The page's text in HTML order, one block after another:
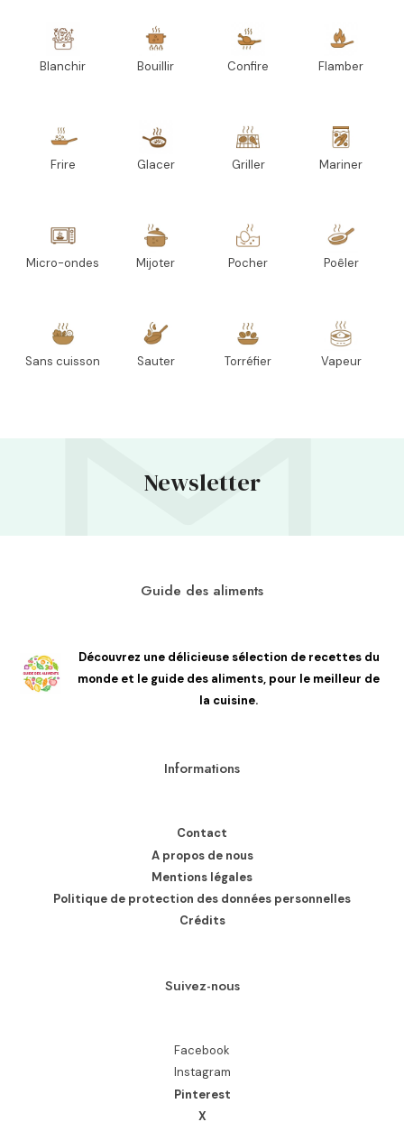
Blanchir Bouillir Confire Flamber
Frire Glacer Griller Mariner
Micro-ondes Mijoter Pocher Poêler
Sans cuisson Sauter Torréfier Vapeur
Newsletter
Guide des aliments
Découvrez une délicieuse sélection de recettes du
monde et le guide des aliments, pour le meilleur de
la cuisine.
Informations
Contact
A propos de nous
Mentions légales
Politique de protection des données personnelles
Crédits
Suivez-nous
Facebook
Instagram
Pinterest
X